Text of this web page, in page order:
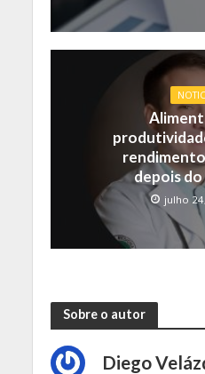
depois do
julho
Sobre o autor
Diego